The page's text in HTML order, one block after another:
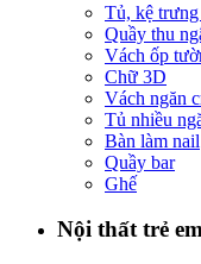
Tủ, kệ
Quầy thu
Vách ốp
Chữ 3D
Vách ngăn
Tủ nhiều
Bàn làm nail
Quầy bar
Ghế
Nội thất trẻ